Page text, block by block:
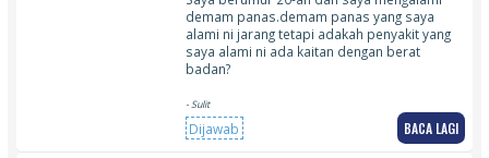
demam panas.demam panas yang saya
alami ni jarang tetapi adakah penyakit yang
saya alami ni ada kaitan dengan berat
badan?
- Sulit
Dijawab BACA LAGI